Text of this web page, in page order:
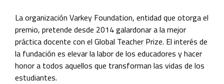
La organización Varkey Foundation, entidad que otorga el
premio, pretende desde 2014 galardonar a la mejor
práctica docente con el Global Teacher Prize. El interés de
la fundación es elevar la labor de los educadores y hacer
honor a todos aquellos que transforman las vidas de los
estudiantes.